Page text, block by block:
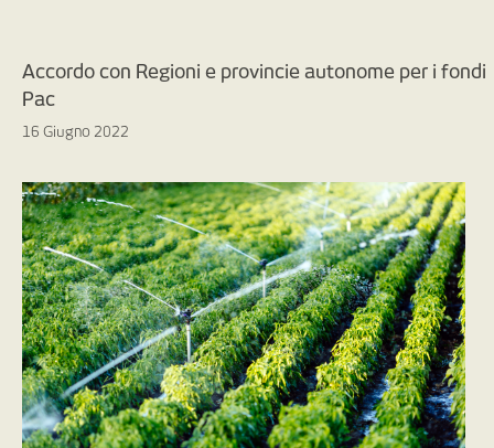
Accordo con Regioni e provincie autonome per i fondi
Pac
16 Giugno 2022